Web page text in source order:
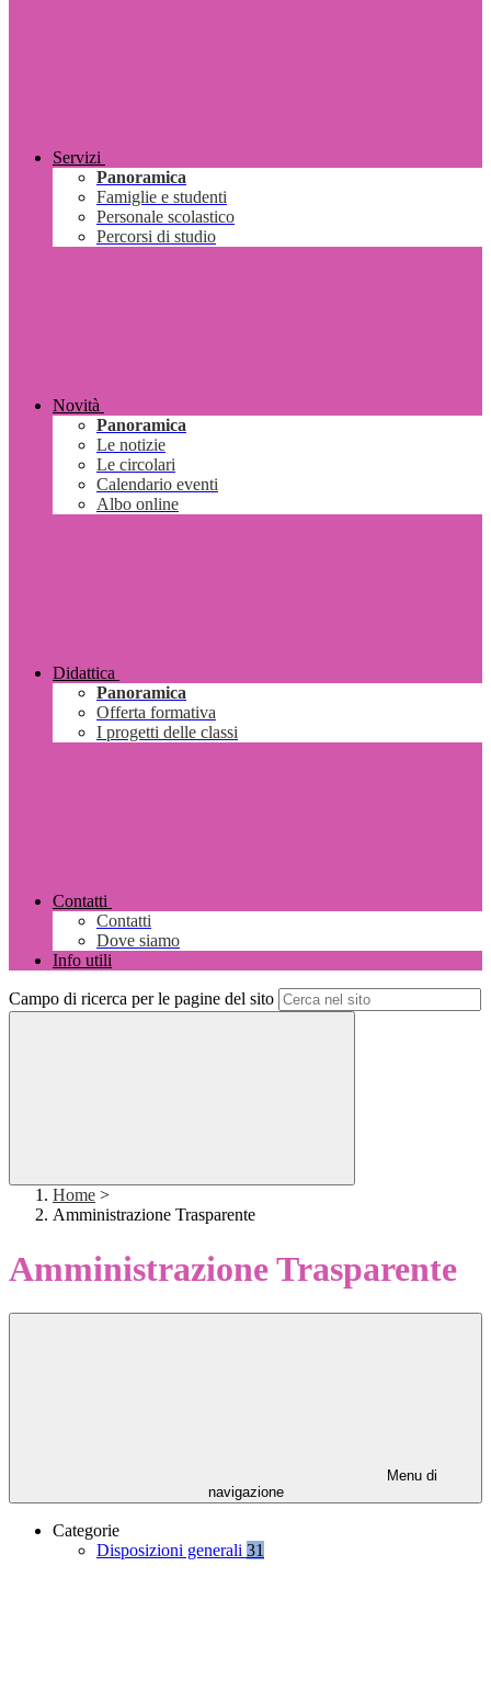
Servizi
Panoramica
Famiglie e studenti
Personale scolastico
Percorsi di studio
Novità
Panoramica
Le notizie
Le circolari
Calendario eventi
Albo online
Didattica
Panoramica
Offerta formativa
I progetti delle classi
Contatti
Contatti
Dove siamo
Info utili
Campo di ricerca per le pagine del sito
Home >
Amministrazione Trasparente
Amministrazione Trasparente
Menu di
navigazione
Categorie
Disposizioni generali 31